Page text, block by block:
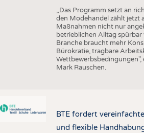
„Das Programm setzt an
den Modehandel zählt jetzt
Maßnahmen nicht nur
betrieblichen Alltag spürbar
Branche braucht mehr
Bürokratie, tragbare
Wettbewerbsbedingungen",
Mark Rauschen.
BTE fordert
und flexible